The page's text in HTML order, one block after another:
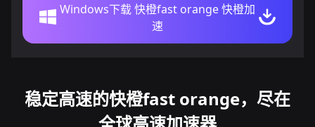
Windows下载 快橙fast orange 快橙加
速
稳定高速的快橙fast orange，尽在